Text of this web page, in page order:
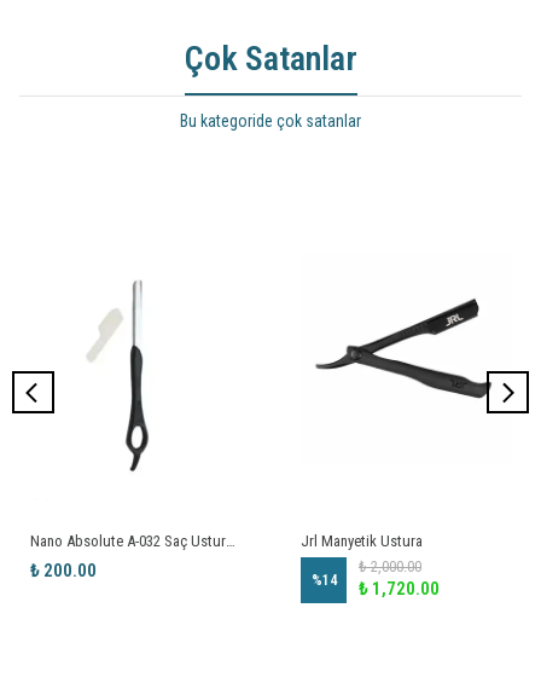
Çok Satanlar
Bu kategoride çok satanlar
Nano Absolute A-032 Saç Usturası
₺ 200.00
Jrl Manyetik Ustura
%14
₺ 2,000.00
₺ 1,720.00